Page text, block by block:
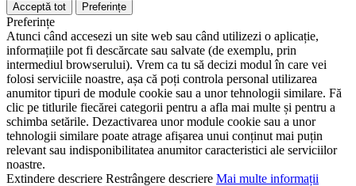
Acceptă tot Preferințe
Preferințe
Atunci când accesezi un site web sau când utilizezi o aplicație,
informațiile pot fi descărcate sau salvate (de exemplu, prin
intermediul browserului). Vrem ca tu să decizi modul în care vei
folosi serviciile noastre, așa că poți controla personal utilizarea
anumitor tipuri de module cookie sau a unor tehnologii similare. Fă
clic pe titlurile fiecărei categorii pentru a afla mai multe și pentru a
schimba setările. Dezactivarea unor module cookie sau a unor
tehnologii similare poate atrage afișarea unui conținut mai puțin
relevant sau indisponibilitatea anumitor caracteristici ale serviciilor
noastre.
Extindere descriere Restrângere descriere Mai multe informații